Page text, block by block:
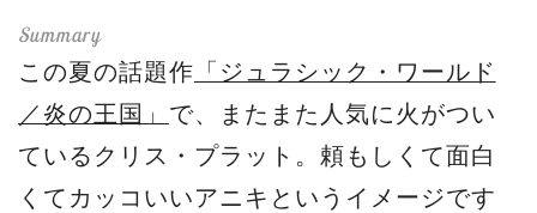
この夏の話題作 「ジュラシック・ワールド
／炎の王国」 で、またまた人気に火がつい
ているクリス・プラット。頼もしくて面白
くてカッコいいアニキというイメージです